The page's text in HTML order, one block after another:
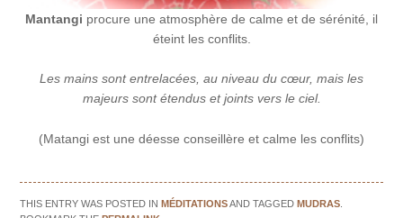
Mantangi procure une atmosphère de calme et de sérénité, il
éteint les conflits.
Les mains sont entrelacées, au niveau du cœur, mais les
majeurs sont étendus et joints vers le ciel.
(Matangi est une déesse conseillère et calme les conflits)
THIS ENTRY WAS POSTED INMÉDITATIONSAND TAGGEDMUDRAS